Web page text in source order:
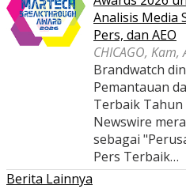
Analisis Media
Pers, dan AEO
CHICAGO,
Brandwatch
Pemantauan
Terbaik Tahun
Newswire
sebagai
Pers Terbaik…
Berita Lainnya